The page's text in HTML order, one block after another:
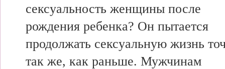
сексуальность женщины после
рождения ребенка? Он пытается
продолжать сексуальную жизнь
так же, как раньше. Мужчинам